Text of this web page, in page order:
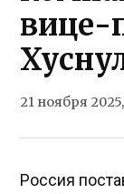
вице-
21 ноября
Россия